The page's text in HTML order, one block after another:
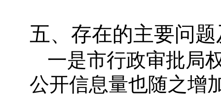
五、存在的主要问
一是市行政审批局
公开信息量也随之增